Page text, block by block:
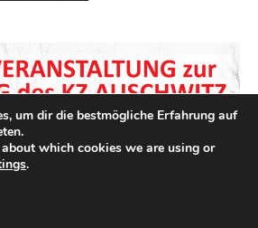
um dir die bestmögliche Erfahrung auf
which cookies we are using or
.